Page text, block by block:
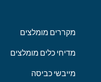
מקררים מומלצים
מדיחי כלים מומלצים
מייבשי כביסה